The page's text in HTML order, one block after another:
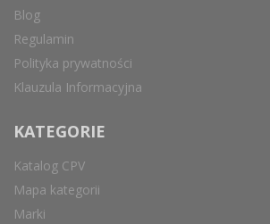
Blog
Regulamin
Polityka prywatności
Klauzula Informacyjna
KATEGORIE
Katalog CPV
Mapa kategorii
Marki